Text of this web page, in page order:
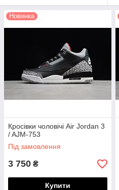
Новинка
Кросівки чоловічі Air Jordan 3
/ AJM-753
Під замовлення
3 750 ₴
Купити